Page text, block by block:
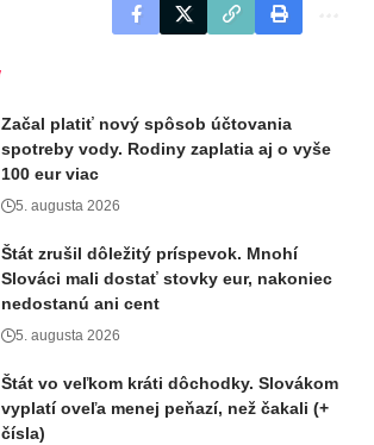
Začal platiť nový spôsob účtovania
spotreby vody. Rodiny zaplatia aj o vyše
100 eur viac
5. augusta 2026
Štát zrušil dôležitý príspevok. Mnohí
Slováci mali dostať stovky eur, nakoniec
nedostanú ani cent
5. augusta 2026
Štát vo veľkom kráti dôchodky. Slovákom
vyplatí oveľa menej peňazí, než čakali (+
čísla)